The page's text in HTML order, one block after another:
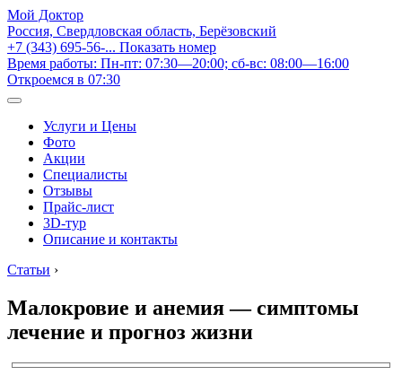
Мой Доктор
Россия, Свердловская область, Берёзовский
+7 (343) 695-56-... Показать номер
Время работы: Пн-пт: 07:30—20:00; сб-вс: 08:00—16:00
Откроемся в 07:30
Услуги и Цены
Фото
Акции
Специалисты
Отзывы
Прайс-лист
3D-тур
Описание и контакты
Статьи ›
Малокровие и анемия — симптомы
лечение и прогноз жизни